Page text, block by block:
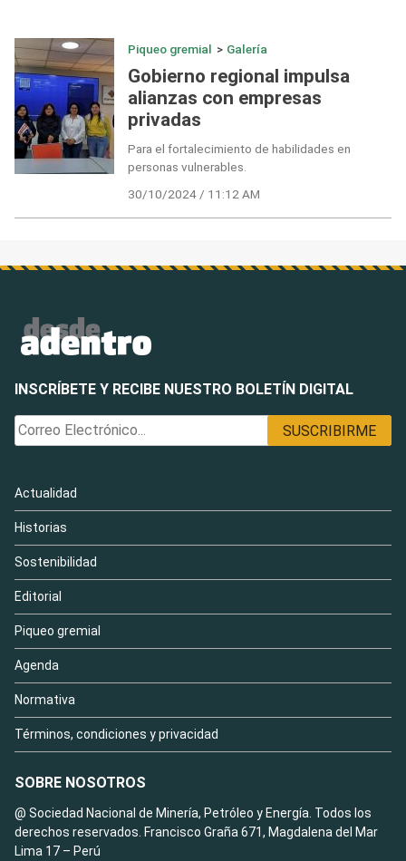
Piqueo gremial > Galería
Gobierno regional impulsa
alianzas con empresas
privadas
Para el fortalecimiento de habilidades en
personas vulnerables.
30/10/2024 / 11:12 AM
INSCRÍBETE Y RECIBE NUESTRO BOLETÍN DIGITAL
Actualidad
Historias
Sostenibilidad
Editorial
Piqueo gremial
Agenda
Normativa
Términos, condiciones y privacidad
SOBRE NOSOTROS
@ Sociedad Nacional de Minería, Petróleo y Energía. Todos los
derechos reservados. Francisco Graña 671, Magdalena del Mar
Lima 17 – Perú